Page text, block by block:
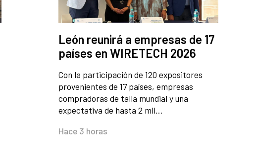
León reunirá a empresas de 17
países en WIRETECH 2026
Con la participación de 120 expositores
provenientes de 17 países, empresas
compradoras de talla mundial y una
expectativa de hasta 2 mil…
Hace 3 horas